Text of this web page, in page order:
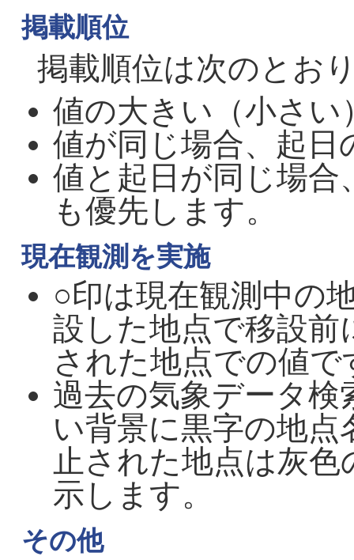
掲載順位
掲載順位は次のとお
値の大きい（小さい
値が同じ場合、起日
値と起日が同じ場
も優先します。
現在観測を実施
○印は現在観測中の
設した地点で移設前
された地点での値で
過去の気象データ検
い背景に黒字の地点
止された地点は灰
示します。
その他